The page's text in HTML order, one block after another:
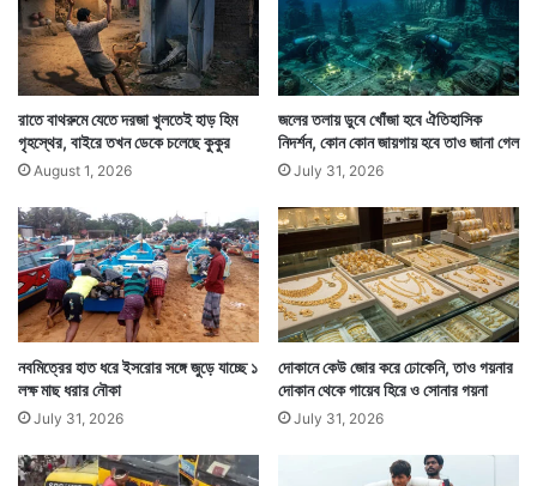
কেবল নামটা তালিকায় থেকে গিয়েছিল। এতদিন পর সেই তালিকা
থেকে তাঁর নাম খুঁজে তাঁকে চিঠি পাঠানো হয়েছে। কারণ ওই পদের
জন্য উপযুক্ত প্রার্থীর অভাব রয়েছে।
রাতে বাথরুমে যেতে দরজা খুলতেই হাড় হিম
গৃহস্থের, বাইরে তখন ডেকে চলেছে কুকুর
August 1, 2026
জলের তলায় ডুবে খোঁজা হবে ঐতিহাসিক
নিদর্শন, কোন কোন জায়গায় হবে তাও জানা গেল
July 31, 2026
নবমিত্রের হাত ধরে ইসরোর সঙ্গে জুড়ে যাচ্ছে ১
লক্ষ মাছ ধরার নৌকা
July 31, 2026
দোকানে কেউ জোর করে ঢোকেনি, তাও গয়নার
দোকান থেকে গায়েব হিরে ও সোনার গয়না
July 31, 2026